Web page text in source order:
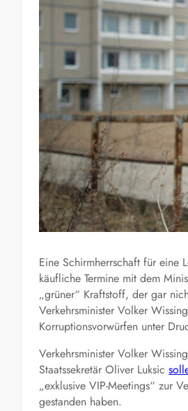
Eine Schirm­herrschaft für eine
käufliche Termine mit dem
„grüner“ Kraftstoff, der gar
Verkehrs­minister Volker
Korruptionsvorwürfen unter
Verkehrs­minister Volker
Staatssekretär Oliver Luksic
„exklusive VIP-Meetings“ zur
gestanden haben.